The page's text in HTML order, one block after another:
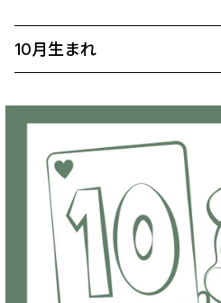
10月生まれ